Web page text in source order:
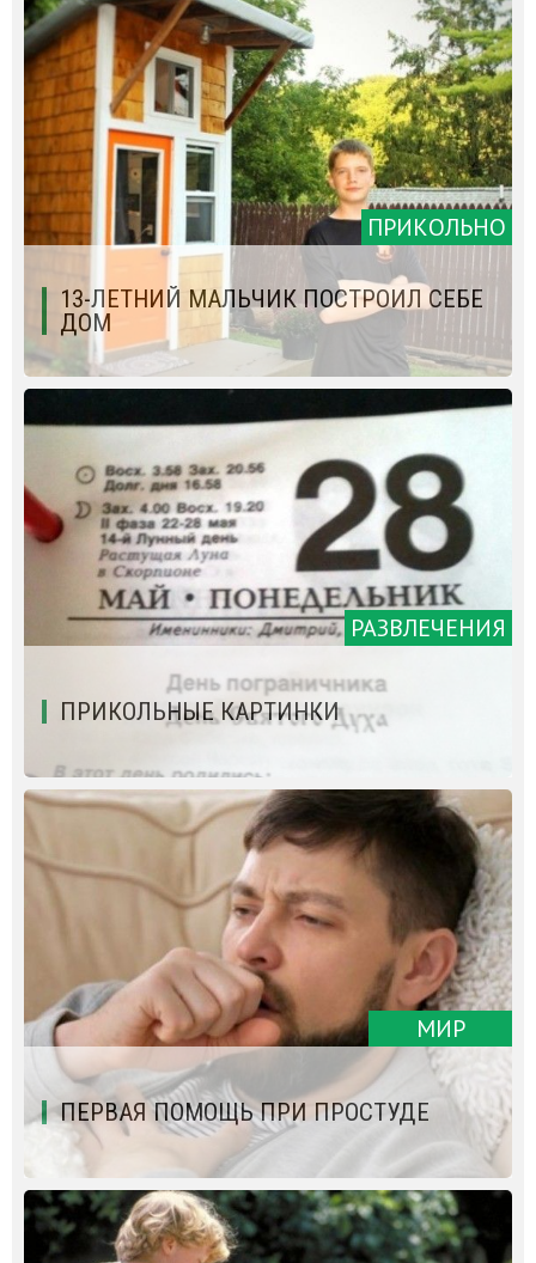
ПРИКОЛЬНО
13-ЛЕТНИЙ МАЛЬЧИК ПОСТРОИЛ СЕБЕ
ДОМ
РАЗВЛЕЧЕНИЯ
ПРИКОЛЬНЫЕ КАРТИНКИ
МИР
ПЕРВАЯ ПОМОЩЬ ПРИ ПРОСТУДЕ